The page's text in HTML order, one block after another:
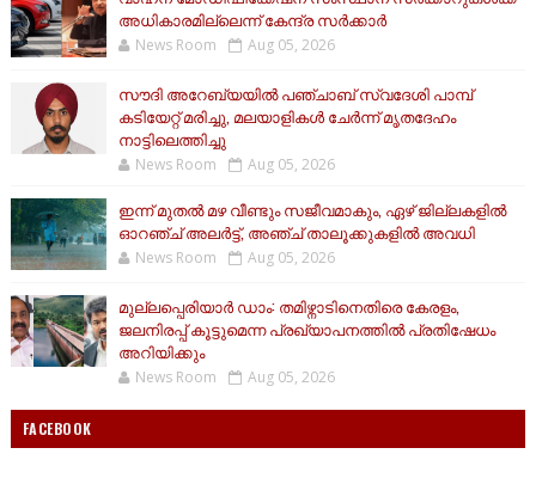
അധികാരമില്ലെന്ന് കേന്ദ്ര സർക്കാർ
News Room Aug 05, 2026
സൗദി അറേബ്യയിൽ പഞ്ചാബ് സ്വദേശി പാമ്പ്
കടിയേറ്റ് മരിച്ചു, മലയാളികൾ ചേർന്ന് മൃതദേഹം
നാട്ടിലെത്തിച്ചു
News Room Aug 05, 2026
ഇന്ന് മുതൽ മഴ വീണ്ടും സജീവമാകും, ഏഴ് ജില്ലകളിൽ
ഓറഞ്ച് അലർട്ട്, അഞ്ച് താലൂക്കുകളിൽ അവധി
News Room Aug 05, 2026
മുല്ലപ്പെരിയാർ ഡാം: തമിഴ്നാടിനെതിരെ കേരളം,
ജലനിരപ്പ് കൂട്ടുമെന്ന പ്രഖ്യാപനത്തിൽ പ്രതിഷേധം
അറിയിക്കും
News Room Aug 05, 2026
FACEBOOK